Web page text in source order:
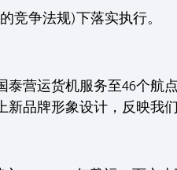
竞争法规)下落实执行。
营运货机服务至46个航
品牌形象设计，反映我